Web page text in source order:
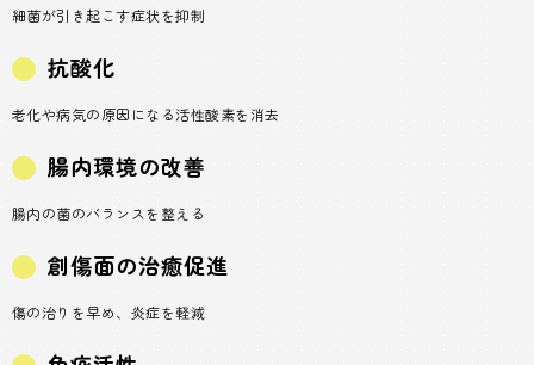
細菌が引き起こす症状を抑制
抗酸化
老化や病気の原因になる活性酸素を消去
腸内環境の改善
腸内の菌のバランスを整える
創傷面の治癒促進
傷の治りを早め、炎症を軽減